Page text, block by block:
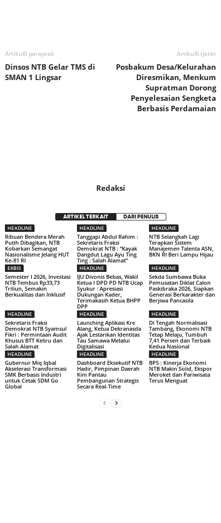
Artikulli paraprak
Dinsos NTB Gelar TMS di
SMAN 1 Lingsar
Artikulli tjetër
Posbakum Desa/Kelurahan
Diresmikan, Menkum
Supratman Dorong
Penyelesaian Sengketa
Berbasis Perdamaian
Redaksi
ARTIKEL TERKAIT DARI PENULIS
HEADLINE
Ribuan Bendera Merah
Putih Dibagikan, NTB
Kobarkan Semangat
Nasionalisme Jelang HUT
Ke-81 RI
HEADLINE
Tanggapi Abdul Rahim :
Sekretaris Fraksi
Demokrat NTB : “Kayak
Dangdut Lagu Ayu Ting
Ting : Salah Alamat”
HEADLINE
NTB Selangkah Lagi
Terapkan Sistem
Manajemen Talenta ASN,
BKN RI Beri Lampu Hijau
EKBIS
Semester I 2026, Investasi
NTB Tembus Rp33,73
Triliun, Semakin
Berkualitas dan Inklusif
HEADLINE
IJU Divonis Bebas, Wakil
Ketua I DPD PD NTB Ucap
Syukur : Apresiasi
Dukungan Kader,
Terimakasih Ketua BHPP
DPP
HEADLINE
Sekda Sumbawa Buka
Pemusatan Diklat Calon
Paskibraka 2026, Siapkan
Generasi Berkarakter dan
Berjiwa Pancasila
HEADLINE
Sekretaris Fraksi
Demokrat NTB Syamsul
Fikri : Permintaan Audit
Khusus BTT Keliru dan
Salah Alamat
HEADLINE
Launching Aplikasi Kre
Alang, Ketua Dekranasda
Ajak Lestarikan Identitas
Tau Samawa Melalui
Digitalisasi
HEADLINE
Di Tengah Normalisasi
Tambang, Ekonomi NTB
Tetap Melaju, Tumbuh
7,41 Persen dan Terbaik
Kedua Nasional
HEADLINE
Gubernur Miq Iqbal
Akselerasi Transformasi
SMK Berbasis Industri
untuk Cetak SDM Go
Global
HEADLINE
Dashboard Eksekutif NTB
Hadir, Pimpinan Daerah
Kini Pantau
Pembangunan Strategis
Secara Real-Time
HEADLINE
BPS : Kinerja Ekonomi
NTB Makin Solid, Ekspor
Meroket dan Pariwisata
Terus Menguat